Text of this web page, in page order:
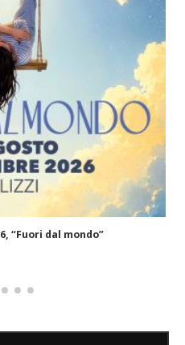
“Fuori dal mondo”